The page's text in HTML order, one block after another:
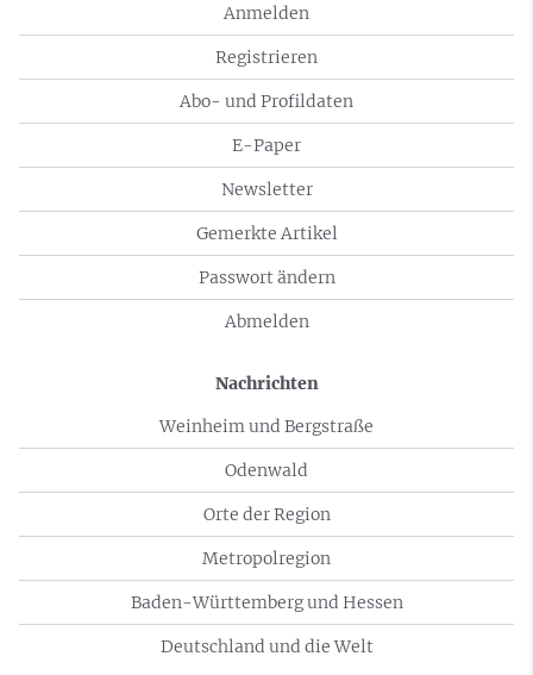
Anmelden
Registrieren
Abo- und Profildaten
E-Paper
Newsletter
Gemerkte Artikel
Passwort ändern
Abmelden
Nachrichten
Weinheim und Bergstraße
Odenwald
Orte der Region
Metropolregion
Baden-Württemberg und Hessen
Deutschland und die Welt